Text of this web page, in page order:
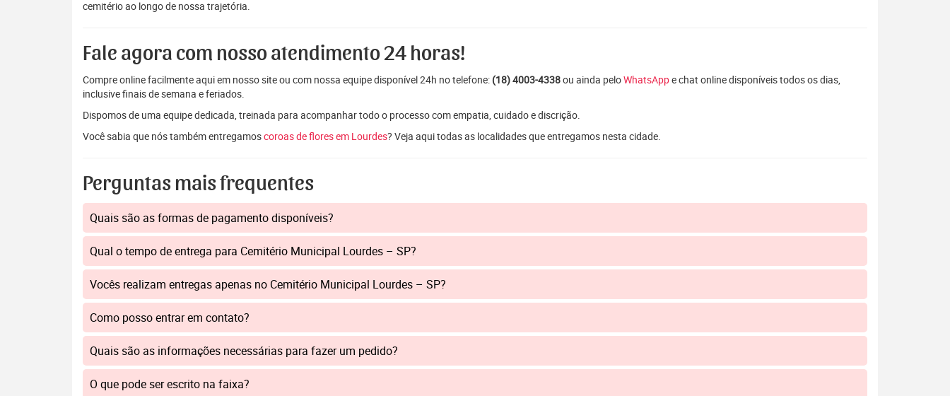
cemitério ao longo de nossa trajetória.
Fale agora com nosso atendimento 24 horas!
Compre online facilmente aqui em nosso site ou com nossa equipe disponível 24h no telefone: (18) 4003-4338ou ainda peloWhatsAppe chat online disponíveis todos os dias,
inclusive finais de semana e feriados.
Dispomos de uma equipe dedicada, treinada para acompanhar todo o processo com empatia, cuidado e discrição.
Você sabia que nós também entregamoscoroas de flores em Lourdes? Veja aqui todas as localidades que entregamos nesta cidade.
Perguntas mais frequentes
Quais são as formas de pagamento disponíveis?
Qual o tempo de entrega para Cemitério Municipal Lourdes – SP?
Vocês realizam entregas apenas no Cemitério Municipal Lourdes – SP?
Como posso entrar em contato?
Quais são as informações necessárias para fazer um pedido?
O que pode ser escrito na faixa?